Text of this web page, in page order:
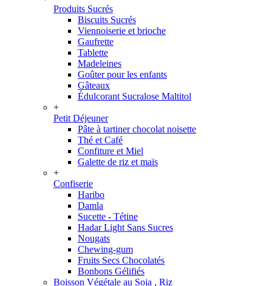
Produits Sucrés
Biscuits Sucrés
Viennoiserie et brioche
Gaufrette
Tablette
Madeleines
Goûter pour les enfants
Gâteaux
Édulcorant Sucralose Maltitol
+
Petit Déjeuner
Pâte à tartiner chocolat noisette
Thé et Café
Confiture et Miel
Galette de riz et maïs
+
Confiserie
Haribo
Damla
Sucette - Tétine
Hadar Light Sans Sucres
Nougats
Chewing-gum
Fruits Secs Chocolatés
Bonbons Gélifiés
Boisson Végétale au Soja , Riz